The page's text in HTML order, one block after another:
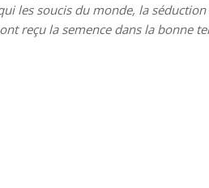
les soucis du monde, la
reçu la semence dans la bonne